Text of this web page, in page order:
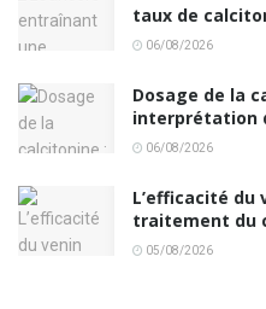
taux de
06/08/2026
Dosage de la
interprétation
06/08/2026
L’efficacité du
traitement du
05/08/2026